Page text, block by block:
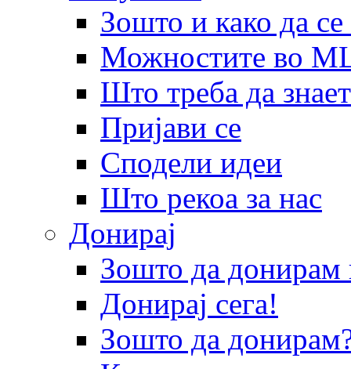
Зошто и како да
Можностите во
Што треба да
Пријави се
Сподели идеи
Што рекоа за нас
Донирај
Зошто да
Донирај сега!
Зошто да